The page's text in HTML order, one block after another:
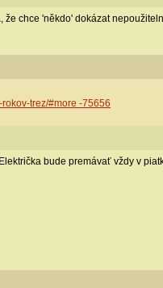
že chce 'někdo' dokázat
trez/#more -75656
bude premávať vždy v